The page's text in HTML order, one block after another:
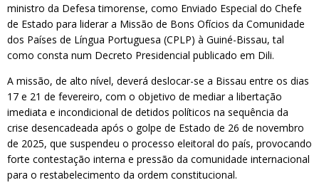
ministro da Defesa timorense, como Enviado Especial do Chefe
de Estado para liderar a Missão de Bons Ofícios da Comunidade
dos Países de Língua Portuguesa (CPLP) à Guiné-Bissau, tal
como consta num Decreto Presidencial publicado em Dili.
A missão, de alto nível, deverá deslocar-se a Bissau entre os dias
17 e 21 de fevereiro, com o objetivo de mediar a libertação
imediata e incondicional de detidos políticos na sequência da
crise desencadeada após o golpe de Estado de 26 de novembro
de 2025, que suspendeu o processo eleitoral do país, provocando
forte contestação interna e pressão da comunidade internacional
para o restabelecimento da ordem constitucional.